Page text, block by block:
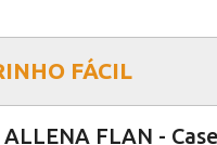
FÁCIL
FLAN -